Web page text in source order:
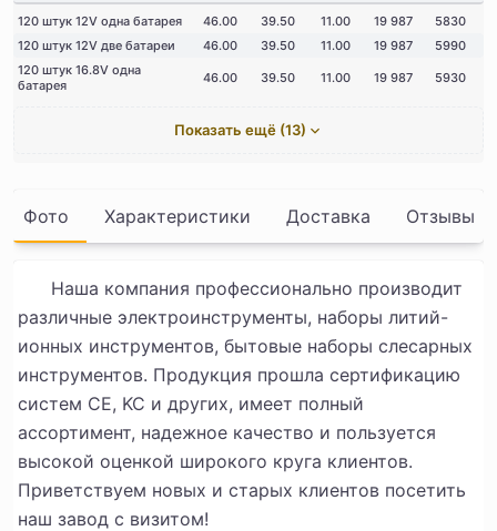
120 штук 12V одна батарея 46.00 39.50 11.00 19 987
5830
120 штук 12V две батареи
46.00 39.50 11.00 19 987
5990
120 штук 16.8V одна
батарея
46.00 39.50 11.00 19 987 5930
Показать ещё (13)
Фото Характеристики Доставка Отзывы
Наша компания профессионально производит
различные электроинструменты, наборы литий-
ионных инструментов, бытовые наборы слесарных
инструментов. Продукция прошла сертификацию
систем CE, KC и других, имеет полный
ассортимент, надежное качество и пользуется
высокой оценкой широкого круга клиентов.
Приветствуем новых и старых клиентов посетить
наш завод с визитом!